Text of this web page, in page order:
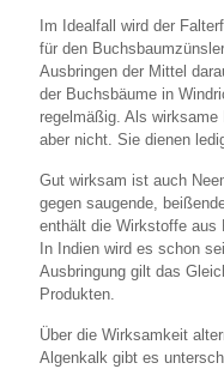
Im Idealfall wird der
für den
Ausbringen der Mittel
der Buchsbäume in
regelmäßig. Als
aber nicht. Sie dienen
Gut wirksam ist auch
gegen saugende,
enthält die Wirkstoffe aus
In Indien wird es schon
Ausbringung gilt das
Produkten.
Über die Wirksamkeit
Algenkalk gibt es